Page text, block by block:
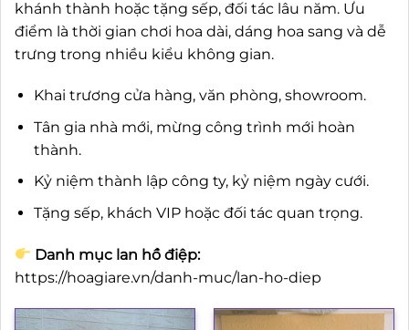
khánh thành hoặc tặng sếp, đối tác lâu năm. Ưu
điểm là thời gian chơi hoa dài, dáng hoa sang và dễ
trưng trong nhiều kiểu không gian.
Khai trương cửa hàng, văn phòng, showroom.
Tân gia nhà mới, mừng công trình mới hoàn
thành.
Kỷ niệm thành lập công ty, kỷ niệm ngày cưới.
Tặng sếp, khách VIP hoặc đối tác quan trọng.
Danh mục lan hồ điệp:
https://hoagiare.vn/danh-muc/lan-ho-diep